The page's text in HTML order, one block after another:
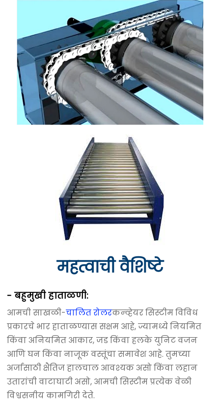
महत्वाची वैशिष्टे
- बहुमुखी हाताळणी:
आमची साखळी-चालित रोलरकन्व्हेयर सिस्टीम विविध
प्रकारचे भार हाताळण्यास सक्षम आहे, ज्यामध्ये नियमित
किंवा अनियमित आकार, जड किंवा हलके युनिट वजन
आणि घन किंवा नाजूक वस्तूंचा समावेश आहे. तुमच्या
अर्जासाठी क्षैतिज हालचाल आवश्यक असो किंवा लहान
उतारांची वाटाघाटी असो, आमची सिस्टीम प्रत्येक वेळी
विश्वसनीय कामगिरी देते.